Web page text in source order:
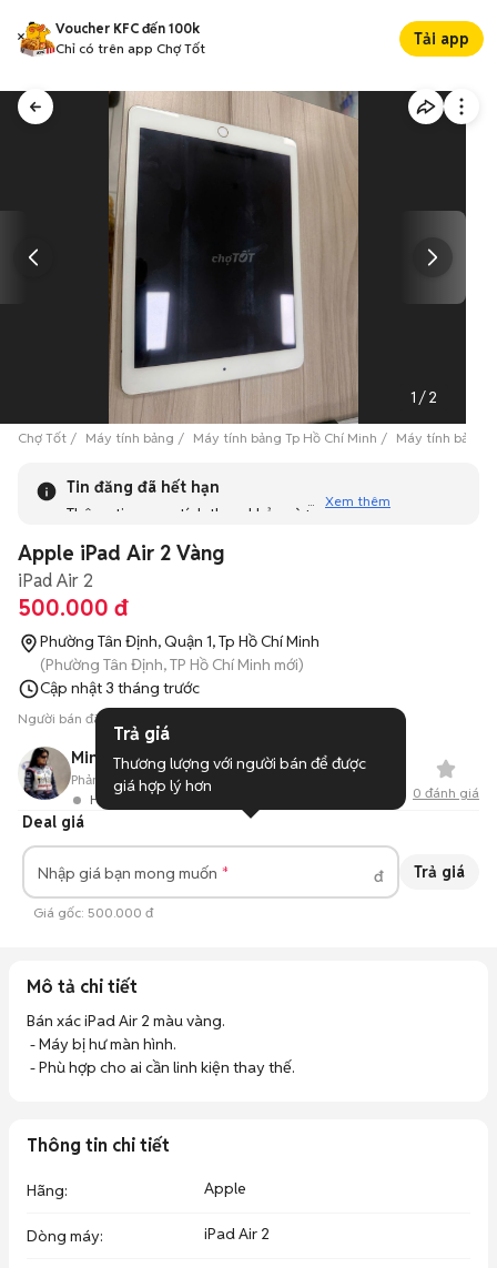
Voucher KFC đến 100k
Chỉ có trên app Chợ Tốt
Tải app
1 /2
Chợ Tốt Máy tính bảng Máy tính bảng Tp Hồ Chí Minh Máy tính bảng
Tin đăng đã hết hạn
Thông tin mang tính tham khảo và bạn không thể liên hệ
tương tự khác dưới đây nhé!
Xem thêm
Apple iPad Air 2 Vàng
iPad Air 2
500.000 đ
Phường Tân Định, Quận 1, Tp Hồ Chí Minh
(Phường Tân Định, TP Hồ Chí Minh mới)
Cập nhật3 tháng trước
Người bán đã ẩn số điện thoại
Minh Ngoc
Hoạt động 23 ngày trước
Phản hồi: -- 0Đã bán
0 đánh giá
Deal giá
Nhập giá bạn mong muốn đ Trả giá
Giá gốc: 500.000 đ
Mô tả chi tiết
Bán xác iPad Air 2 màu vàng.
- Phù hợp cho ai cần linh kiện thay thế.
Thông tin chi tiết
Hãng: Apple
Dòng máy: iPad Air 2
Trả giá
Thương lượng với người bán để được
giá hợp lý hơn